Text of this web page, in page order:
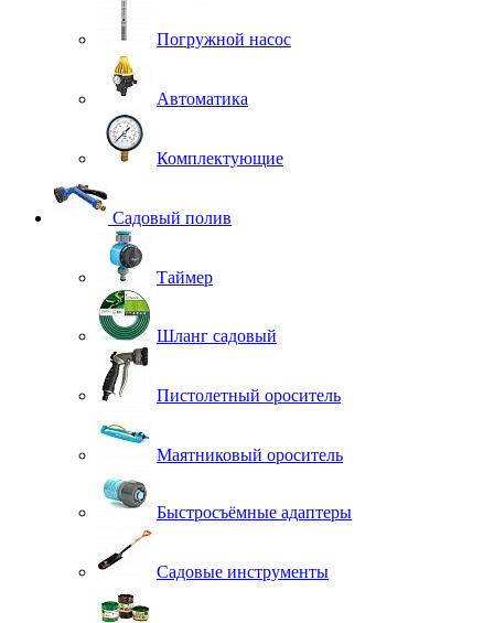
Погружной насос
Автоматика
Комплектующие
Садовый полив
Таймер
Шланг садовый
Пистолетный ороситель
Маятниковый ороситель
Быстросъёмные адаптеры
Садовые инструменты